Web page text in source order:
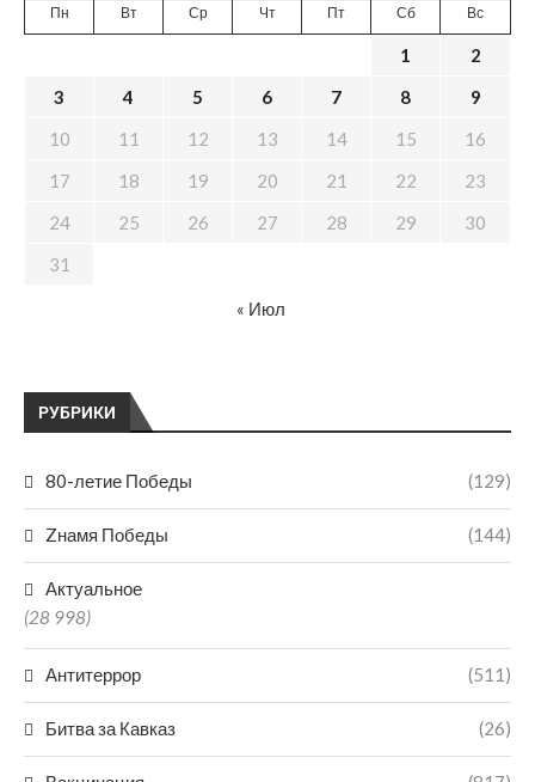
РУБРИКИ
80-летие Победы (129)
Zнамя Победы (144)
Актуальное
(28 998)
Антитеррор (511)
Битва за Кавказ (26)
Пн Вт Ср Чт Пт Сб Вс
1
2
3
4 5 6 7 8
9
10
11 12 13 14 15
16
17
18 19 20 21 22
23
24
25 26 27 28 29
30
31
« Июл